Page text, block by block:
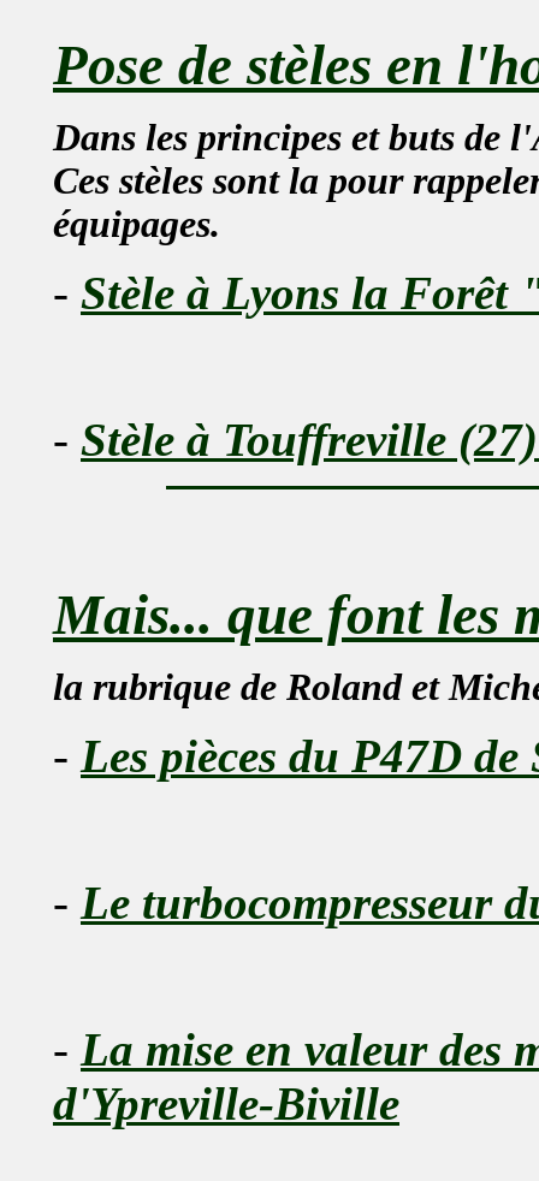
Pose de stèles en
Dans les principes et buts de
Ces stèles sont la pour
équipages.
- Stèle à Lyons la
- Stèle à Touffreville
Mais... que font les
la rubrique de Roland et
- Les pièces du P47D
- Le turbocompresseur
- La mise en valeur des
d'Ypreville-Biville